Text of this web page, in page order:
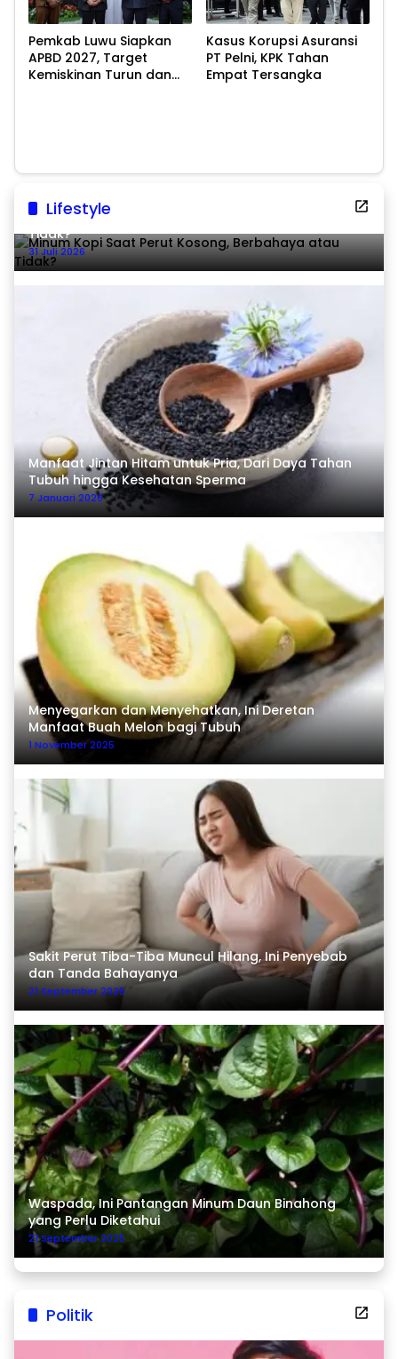
Pemkab Luwu Siapkan
APBD 2027, Target
Kemiskinan Turun dan
Kasus Korupsi Asuransi
PT Pelni, KPK Tahan
Empat Tersangka
Lifestyle
Minum Kopi Saat Perut Kosong, Berbahaya atau
Tidak?
31 Juli 2026
Manfaat Jintan Hitam untuk Pria, Dari Daya Tahan
Tubuh hingga Kesehatan Sperma
7 Januari 2026
Menyegarkan dan Menyehatkan, Ini Deretan
Manfaat Buah Melon bagi Tubuh
1 November 2025
Sakit Perut Tiba-Tiba Muncul Hilang, Ini Penyebab
dan Tanda Bahayanya
21 September 2025
Waspada, Ini Pantangan Minum Daun Binahong
yang Perlu Diketahui
21 September 2025
Politik